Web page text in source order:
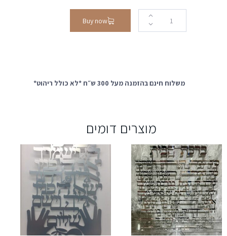
Buy now
משלוח חינם בהזמנה מעל 300 ש״ח *לא כולל ריהוט*
מוצרים דומים